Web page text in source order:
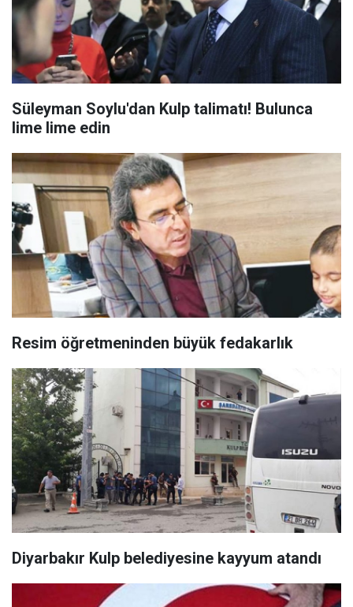
Süleyman Soylu'dan Kulp talimatı! Bulunca
lime lime edin
Resim öğretmeninden büyük fedakarlık
Diyarbakır Kulp belediyesine kayyum atandı